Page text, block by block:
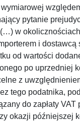
pytanie
w
i dostawcą
od wartości
po uprzedniej
z
tego podatnika,
do zapłaty VAT
okazji późniejszej